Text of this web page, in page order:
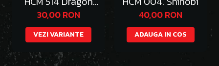
Emperor Thazgeth
30,00 RON
VEZI VARIANTE
40,00 RON
ADAUGA IN COS